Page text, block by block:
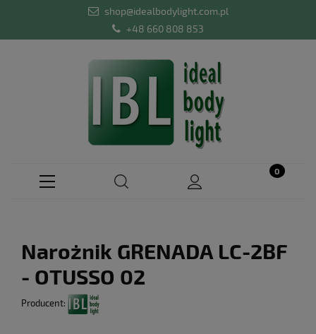
shop@idealbodylight.com.pl
+48 660 808 853
Narożnik GRENADA LC-2BF
- OTUSSO 02
Producent: